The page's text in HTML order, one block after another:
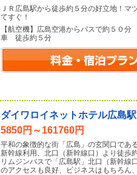
ＪＲ広島駅から徒歩約５分の好立地！マ
てすぐ！
【航空機】広島空港からバスで約５０
車 徒歩約５分
ダイワロイネットホテル広島
5850円～161760円
平和の象徴的な街「広島」の玄関口であ
新幹線利用、北口（新幹線口）より徒歩
リムジンバスで「広島駅」北口（新幹線
のアクセスも良好、ビジネスはもちろん